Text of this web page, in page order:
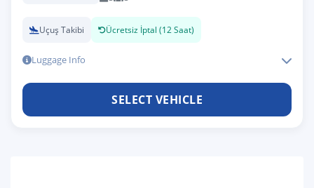
Uçuş Takibi Ücretsiz İptal (12 Saat)
Luggage Info
SELECT VEHICLE